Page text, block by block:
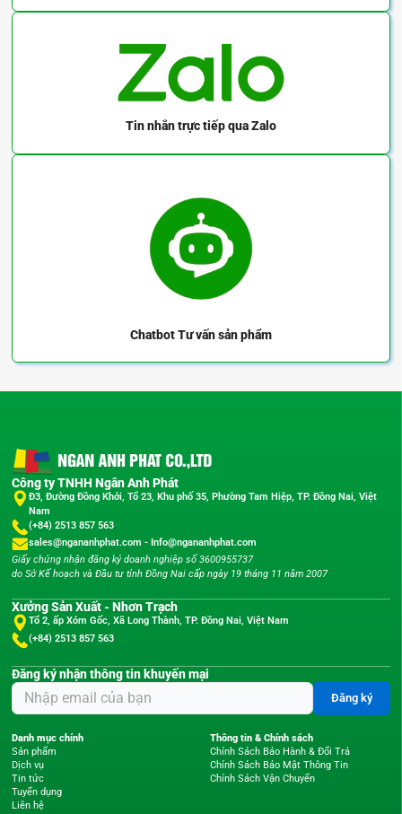
Tin nhắn trực tiếpqua Zalo
ChatbotTư vấn sản phẩm
Công ty TNHH Ngân Anh Phát
Đ3, Đường Đồng Khởi, Tổ 23, Khu phố 35, Phường Tam Hiệp, TP. Đồng Nai, Việt
Nam
(+84) 2513 857 563
sales@ngananhphat.com - Info@ngananhphat.com
Giấy chứng nhận đăng ký doanh nghiệp số 3600955737
do Sở Kế hoạch và Đầu tư tỉnh Đồng Nai cấp ngày 19 tháng 11 năm 2007
Xưởng Sản Xuất - Nhơn Trạch
Tổ 2, ấp Xóm Gốc, Xã Long Thành, TP. Đồng Nai, Việt Nam
(+84) 2513 857 563
Đăng ký nhận thông tin khuyến mại
Đăng ký
Danh mục chính
Sản phẩm
Dịch vụ
Tin tức
Tuyển dụng
Liên hệ
Thông tin & Chính sách
Chính Sách Bảo Hành & Đổi Trả
Chính Sách Bảo Mật Thông Tin
Chính Sách Vận Chuyển